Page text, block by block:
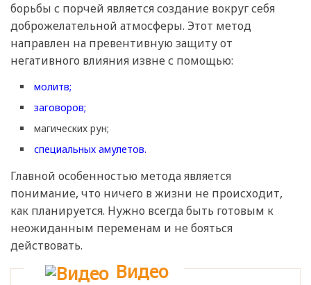
борьбы с порчей является создание вокруг себя
доброжелательной атмосферы. Этот метод
направлен на превентивную защиту от
негативного влияния извне с помощью:
молитв;
заговоров;
магических рун;
специальных амулетов.
Главной особенностью метода является
понимание, что ничего в жизни не происходит,
как планируется. Нужно всегда быть готовым к
неожиданным переменам и не бояться
действовать.
Видео